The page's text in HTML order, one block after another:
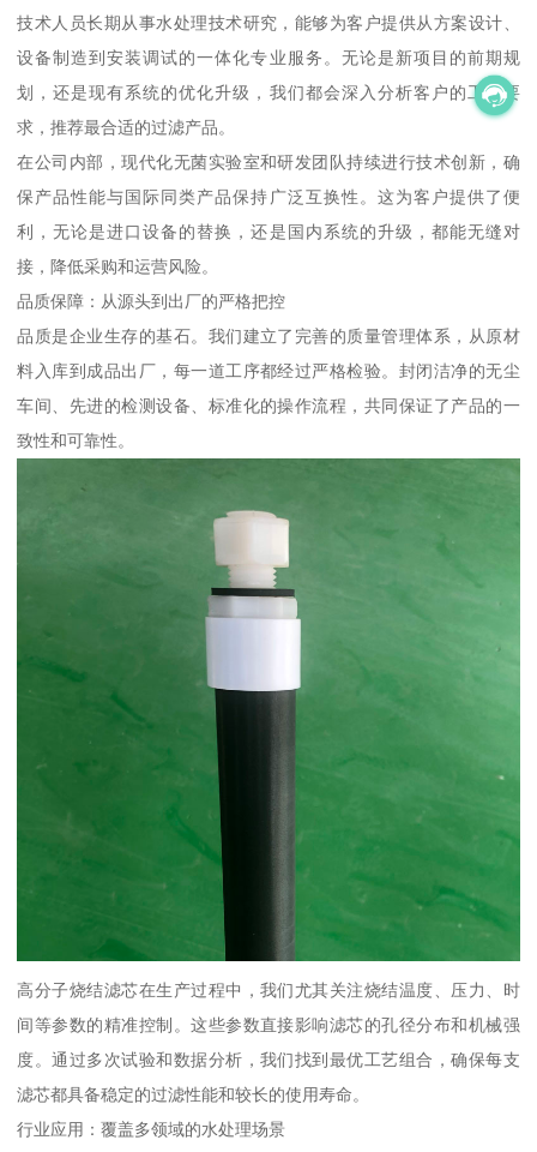
技术人员长期从事水处理技术研究，能够为客户提供从方案设计、
设备制造到安装调试的一体化专业服务。无论是新项目的前期规
划，还是现有系统的优化升级，我们都会深入分析客户的工艺要
求，推荐最合适的过滤产品。
在公司内部，现代化无菌实验室和研发团队持续进行技术创新，确
保产品性能与国际同类产品保持广泛互换性。这为客户提供了便
利，无论是进口设备的替换，还是国内系统的升级，都能无缝对
接，降低采购和运营风险。
品质保障：从源头到出厂的严格把控
品质是企业生存的基石。我们建立了完善的质量管理体系，从原材
料入库到成品出厂，每一道工序都经过严格检验。封闭洁净的无尘
车间、先进的检测设备、标准化的操作流程，共同保证了产品的一
致性和可靠性。
高分子烧结滤芯在生产过程中，我们尤其关注烧结温度、压力、时
间等参数的精准控制。这些参数直接影响滤芯的孔径分布和机械强
度。通过多次试验和数据分析，我们找到最优工艺组合，确保每支
滤芯都具备稳定的过滤性能和较长的使用寿命。
行业应用：覆盖多领域的水处理场景